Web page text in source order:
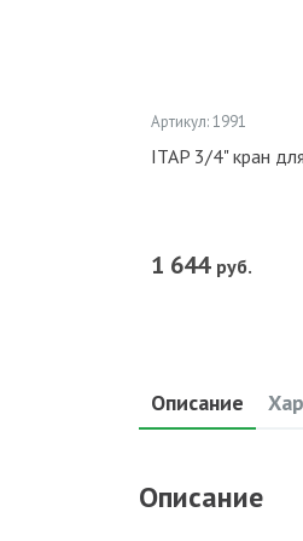
Артикул: 1991
ITAP 3/4" кран
1 644 руб.
Описание
Описание